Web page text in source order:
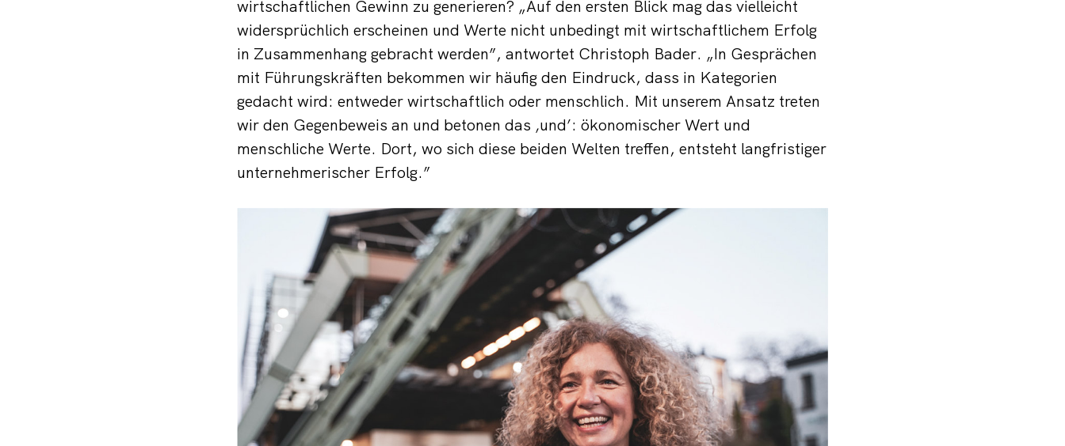
wirtschaftlichen Gewinn zu generieren? „Auf den ersten Blick mag das vielleicht
widersprüchlich erscheinen und Werte nicht unbedingt mit wirtschaftlichem Erfolg
in Zusammenhang gebracht werden”, antwortet Christoph Bader. „In Gesprächen
mit Führungskräften bekommen wir häufig den Eindruck, dass in Kategorien
gedacht wird: entweder wirtschaftlich oder menschlich. Mit unserem Ansatz treten
wir den Gegenbeweis an und betonen das ‚und’: ökonomischer Wert und
menschliche Werte. Dort, wo sich diese beiden Welten treffen, entsteht langfristiger
unternehmerischer Erfolg.”